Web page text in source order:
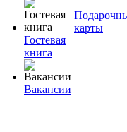
Гостевая
книга
Вакансии
карты